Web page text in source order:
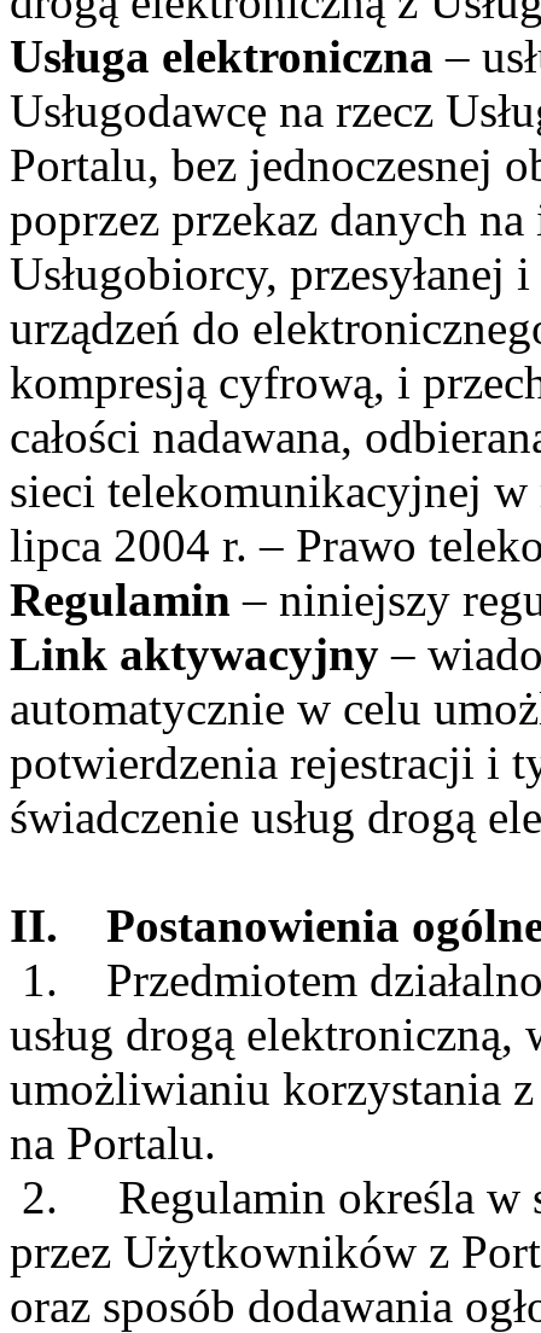
Usługa elektroniczna–
Usługodawcę na rzecz
Portalu, bez jednoczesnej
poprzez przekaz danych
Usługobiorcy, przesyłanej
urządzeń do
kompresją cyfrową, i
całości nadawana,
sieci telekomunikacyjnej
lipca 2004 r. – Prawo
Regulamin– niniejszy
Link aktywacyjny –
automatycznie w celu
potwierdzenia rejestracji i
świadczenie usług drogą
II. Postanowienia
1. Przedmiotem
usług drogą elektroniczną,
umożliwianiu korzystania z
na Portalu.
2. Regulamin określa w
przez Użytkowników z
oraz sposób dodawania